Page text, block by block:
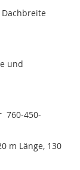
Dachbreite
und
760-450-
m Länge, 130